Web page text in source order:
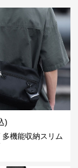
)
機能収納スリム